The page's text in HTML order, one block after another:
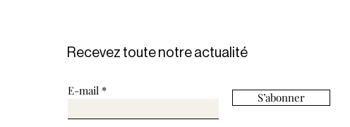
Recevez toute notre actualité
E-mail S’abonner